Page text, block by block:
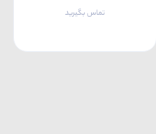
تماس بگیرید